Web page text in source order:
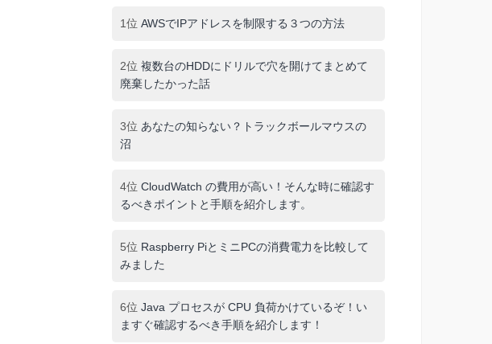
1位 AWSでIPアドレスを制限する３つの方法
2位 複数台のHDDにドリルで穴を開けてまとめて
廃棄したかった話
3位 あなたの知らない？トラックボールマウスの
沼
4位 CloudWatch の費用が高い！そんな時に確認す
るべきポイントと手順を紹介します。
5位 Raspberry PiとミニPCの消費電力を比較して
みました
6位 Java プロセスが CPU 負荷かけているぞ！い
ますぐ確認するべき手順を紹介します！